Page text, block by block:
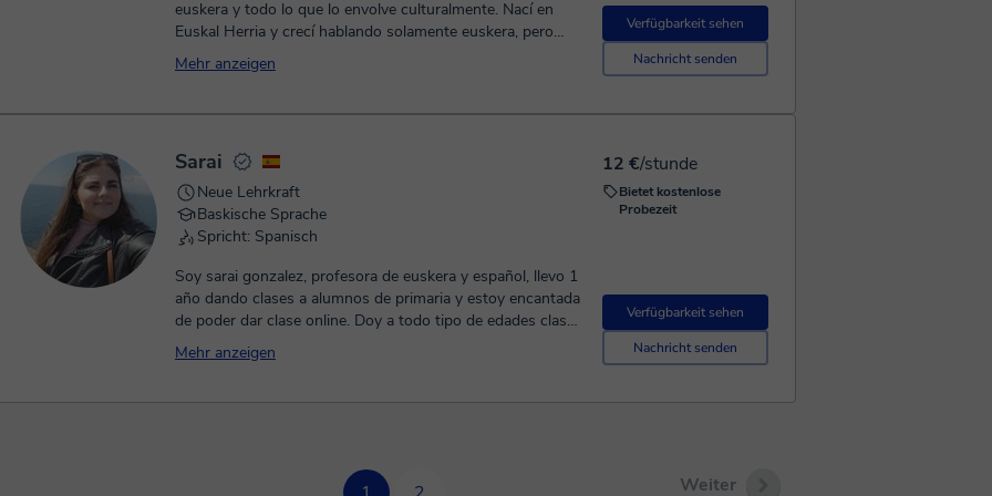
Verfügbarkeit sehen
Nachricht senden
euskera y todo lo que lo envolve culturalmente. Nací en
Euskal Herria y crecí hablando solamente euskera, pero
hace 13 años que vivo en otros países aprendiendo sobre
otras lenguas y culturas. Soy formada en Trabajo Social
particulares y traducciones desde hace 3 años. Organizo
alumno. ¡Me encantaría enseñarte euskera o ayudarte a
mejorar, vamos!
Mehr anzeigen
12 €/stunde
Bietet kostenlose
Probezeit
Verfügbarkeit sehen
Nachricht senden
Sarai
Neue Lehrkraft
Baskische Sprache
Spricht: Spanisch
Soy sarai gonzalez, profesora de euskera y español, llevo 1
año dando clases a alumnos de primaria y estoy encantada
de poder dar clase online. Doy a todo tipo de edades clases
para poder ayudar. Tengo titulo de educacion infantil y por
ello conecto mucho con los mas peques. Me gustaria
alumno y el tiempo que tenga para ello. Podria dar mucho
conmigo sin compromiso.
Mehr anzeigen
Weiter